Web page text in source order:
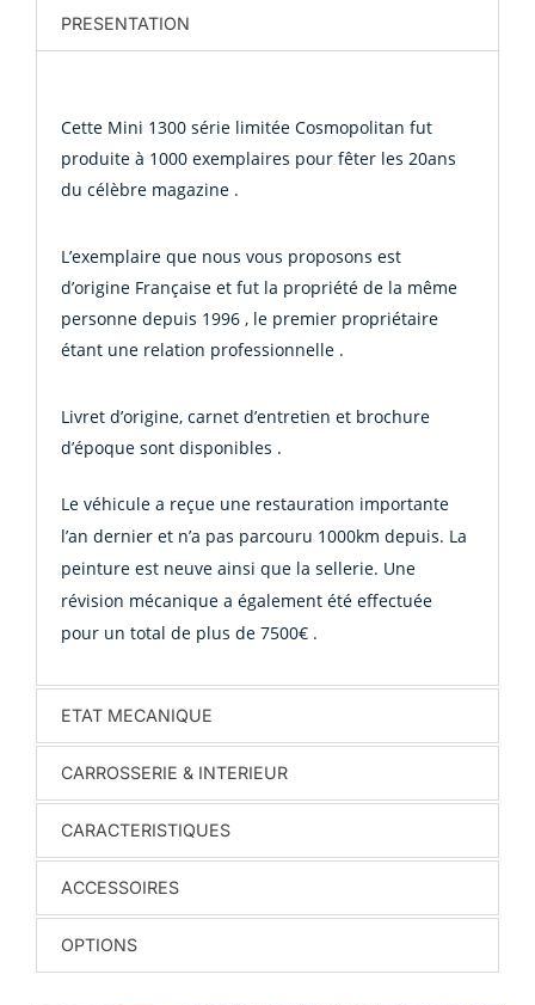
PRESENTATION
Cette Mini 1300 série limitée Cosmopolitan fut
produite à 1000 exemplaires pour fêter les 20ans
du célèbre magazine .
L’exemplaire que nous vous proposons est
d’origine Française et fut la propriété de la même
personne depuis 1996 , le premier propriétaire
étant une relation professionnelle .
Livret d’origine, carnet d’entretien et brochure
d’époque sont disponibles .
Le véhicule a reçue une restauration importante
l’an dernier et n’a pas parcouru 1000km depuis. La
peinture est neuve ainsi que la sellerie. Une
révision mécanique a également été effectuée
pour un total de plus de 7500€ .
ETAT MECANIQUE
CARROSSERIE & INTERIEUR
CARACTERISTIQUES
ACCESSOIRES
OPTIONS